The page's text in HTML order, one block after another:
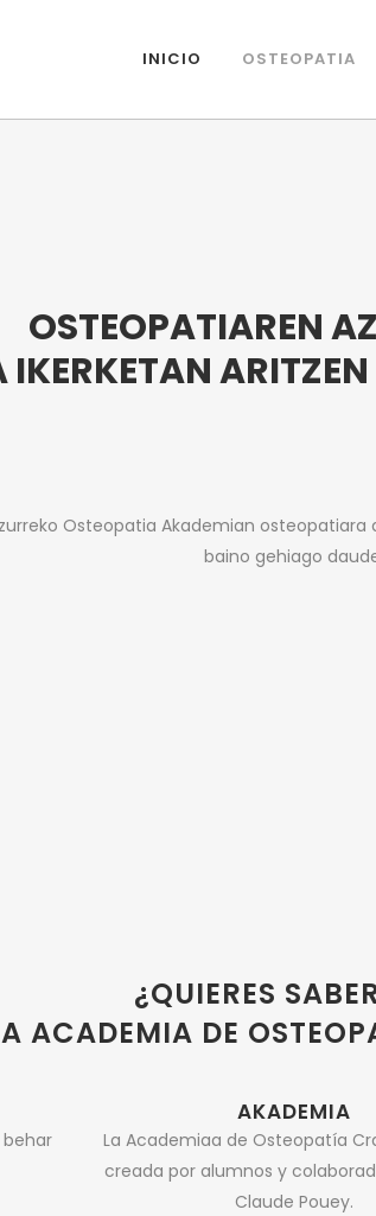
INICIO OSTEOPATIA
OSTEOPATIAREN
IKERKETAN
Osteopatia Akademian osteopatiara
baino gehiago
¿QUIERES
ACADEMIA DE
AKADEMIA
La Academiaa de Osteopatía
creada por alumnos y
Claude Pouey.